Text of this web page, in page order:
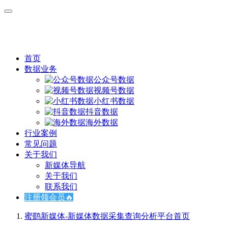
首页
数据业务
公众号数据
视频号数据
小红书数据
抖音数据
海外数据
行业案例
常见问题
关于我们
新媒体导航
关于我们
联系我们
注册领会员🔥
蜜鹞新媒体-新媒体数据采集查询分析平台首页